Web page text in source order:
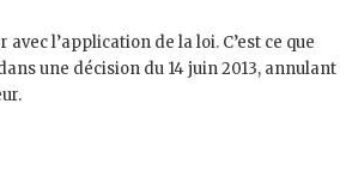
l’application de la loi. C’est ce que
une décision du 14 juin 2013, annulant